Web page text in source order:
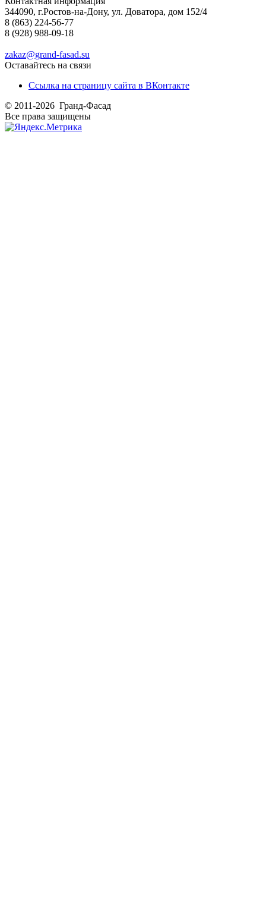
344090, г.Ростов-на-Дону, ул. Доватора, дом 152/4
8 (863) 224-56-77
8 (928) 988-09-18
zakaz@grand-fasad.su
Оставайтесь на связи
Ссылка на страницу сайта в ВКонтакте
© 2011-2026 Гранд-Фасад
Все права защищены